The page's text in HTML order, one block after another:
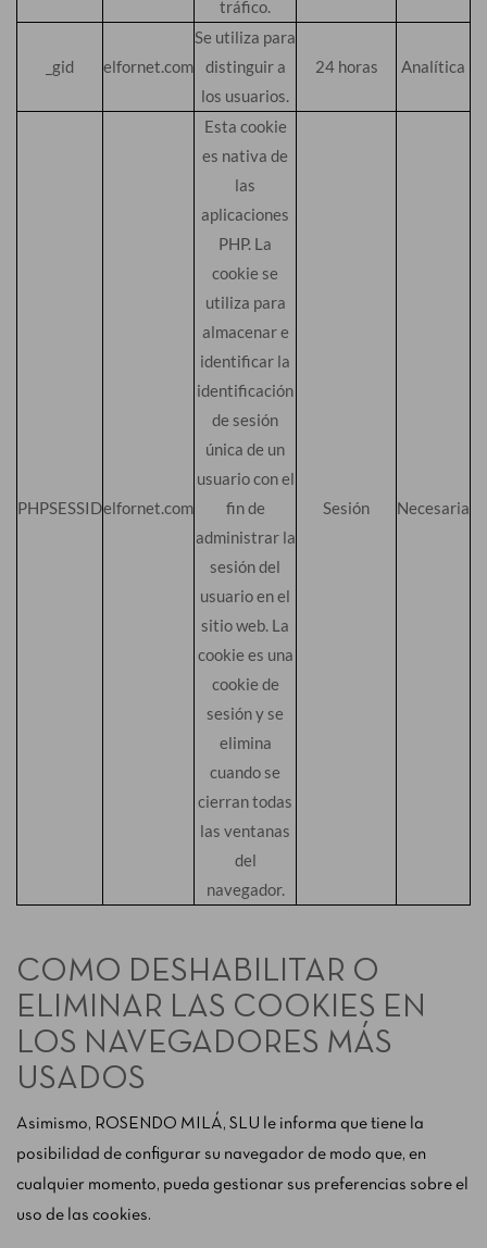
tráfico.
_gid elfornet.com
Se utiliza para
distinguir a
los usuarios.
24 horas Analítica
PHPSESSIDelfornet.com
Esta cookie
es nativa de
las
aplicaciones
PHP. La
cookie se
utiliza para
almacenar e
identificar la
identificación
de sesión
única de un
usuario con el
fin de
administrar la
sesión del
usuario en el
sitio web. La
cookie es una
cookie de
sesión y se
elimina
cuando se
cierran todas
las ventanas
del
navegador.
Sesión Necesaria
COMO DESHABILITAR O
ELIMINAR LAS COOKIES EN
LOS NAVEGADORES MÁS
USADOS
Asimismo, ROSENDO MILÁ, SLU le informa que tiene la
posibilidad de configurar su navegador de modo que, en
cualquier momento, pueda gestionar sus preferencias sobre el
uso de las cookies.